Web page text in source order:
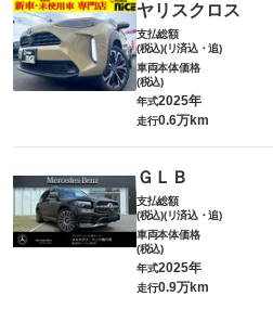
ヤリスクロス
支払総額
(税込)(リ済込・追)
車両本体価格
(税込)
年式2025年
走行0.6万km
ＧＬＢ
支払総額
(税込)(リ済込・追)
車両本体価格
(税込)
年式2025年
走行0.9万km